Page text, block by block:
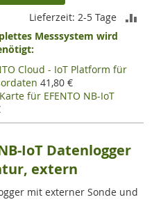
Lieferzeit: 2-5 Tage
Messsystem wird
Cloud - IoT Platform für
41,80 €
für EFENTO NB-IoT
IoT Datenlogger
extern
mit externer Sonde und